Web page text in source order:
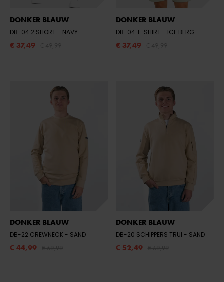
DONKER BLAUW
DB-04.2 SHORT - NAVY
€ 37,49
DONKER BLAUW
DB-04 T-SHIRT - ICE BERG
€ 37,49
DONKER BLAUW
DB-22 CREWNECK - SAND
€ 44,99
DONKER BLAUW
DB-20 SCHIPPERS TRUI - SAND
€ 52,49